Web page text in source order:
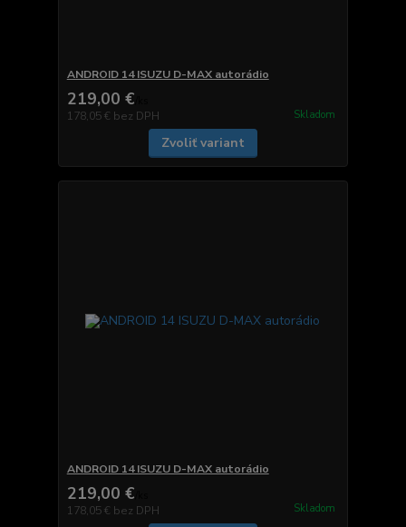
ANDROID 14 ISUZU D-MAX autorádio
219,00 €
178,05 € bez DPH Skladom
Zvoliť variant
ANDROID 14 ISUZU D-MAX autorádio
219,00 €
178,05 € bez DPH Skladom